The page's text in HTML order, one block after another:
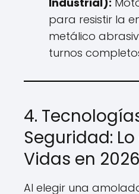
para resistir la
metálico
turnos
4.
Seguridad:
Vidas en 2026
Al elegir una